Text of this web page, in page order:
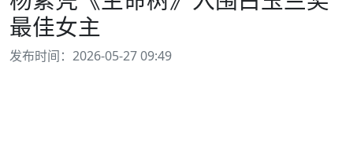
最佳女主
发布时间：2026-05-27 09:49